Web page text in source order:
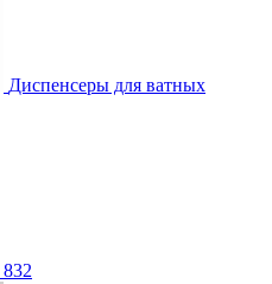
Диспенсеры для ватных
832